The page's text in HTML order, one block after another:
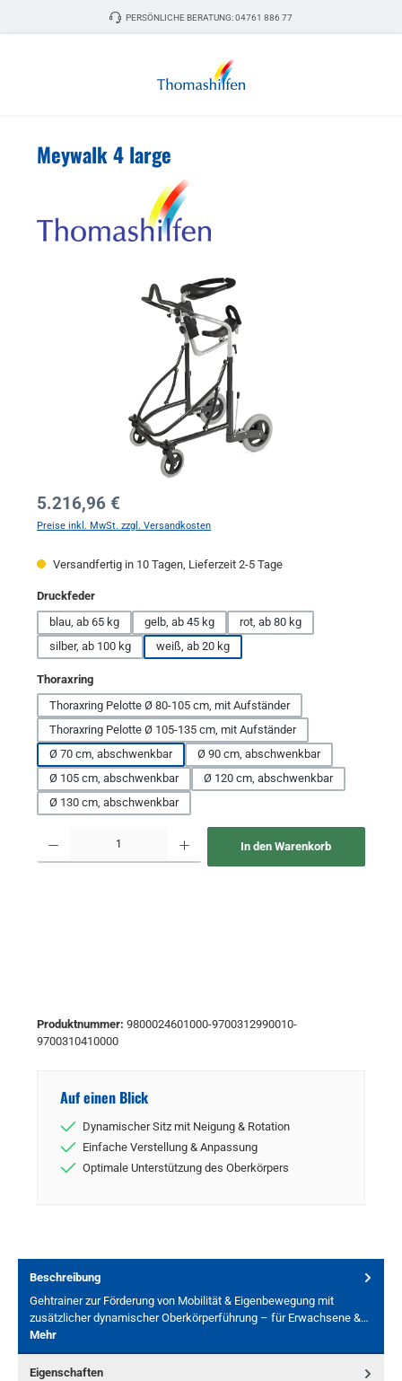
Zum Hauptinhalt springenPERSÖNLICHE BERATUNG:04761 886 77
Meywalk 4 large
Bildergalerie überspringen
Regulärer Preis:
5.216,96 €
Preise inkl. MwSt. zzgl. Versandkosten
Versandfertig in 10 Tagen, Lieferzeit 2-5 Tage
Druckfederauswählen
blau, ab 65 kg
gelb, ab 45 kg
rot, ab 80 kg
silber, ab 100 kg
weiß, ab 20 kg
Thoraxringauswählen
Thoraxring Pelotte Ø 80-105 cm, mit Aufständer
Thoraxring Pelotte Ø 105-135 cm, mit Aufständer
Ø 70 cm, abschwenkbar
Ø 90 cm, abschwenkbar
Ø 105 cm, abschwenkbar
Ø 120 cm, abschwenkbar
Ø 130 cm, abschwenkbar
In den Warenkorb
Produktnummer: 9800024601000-9700312990010-
9700310410000
Auf einen Blick
Dynamischer Sitz mit Neigung & Rotation
Einfache Verstellung & Anpassung
Optimale Unterstützung des Oberkörpers
Beschreibung
Gehtrainer zur Förderung von Mobilität & Eigenbewegung mit
zusätzlicher dynamischer Oberkörperführung – für Erwachsene &…
Mehr
Eigenschaften